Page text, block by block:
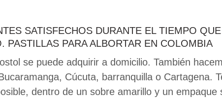
SATISFECHOS DURANTE EL TIEMPO
PASTILLAS PARA ALBORTAR EN COLOMBIA
se puede adquirir a domicilio. También
Cúcuta, barranquilla o Cartagena.
dentro de un sobre amarillo y un empaque